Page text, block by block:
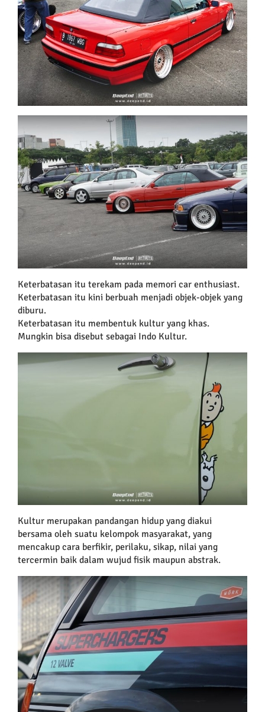
Keterbatasan itu terekam pada memori car enthusiast.
Keterbatasan itu kini berbuah menjadi objek-objek yang
diburu.
Keterbatasan itu membentuk kultur yang khas.
Mungkin bisa disebut sebagai Indo Kultur.
Kultur merupakan pandangan hidup yang diakui
bersama oleh suatu kelompok masyarakat, yang
mencakup cara berfikir, perilaku, sikap, nilai yang
tercermin baik dalam wujud fisik maupun abstrak.